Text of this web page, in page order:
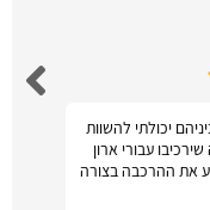
יכולתי להשוות
עבורי ארון
את ההרכבה בצורה